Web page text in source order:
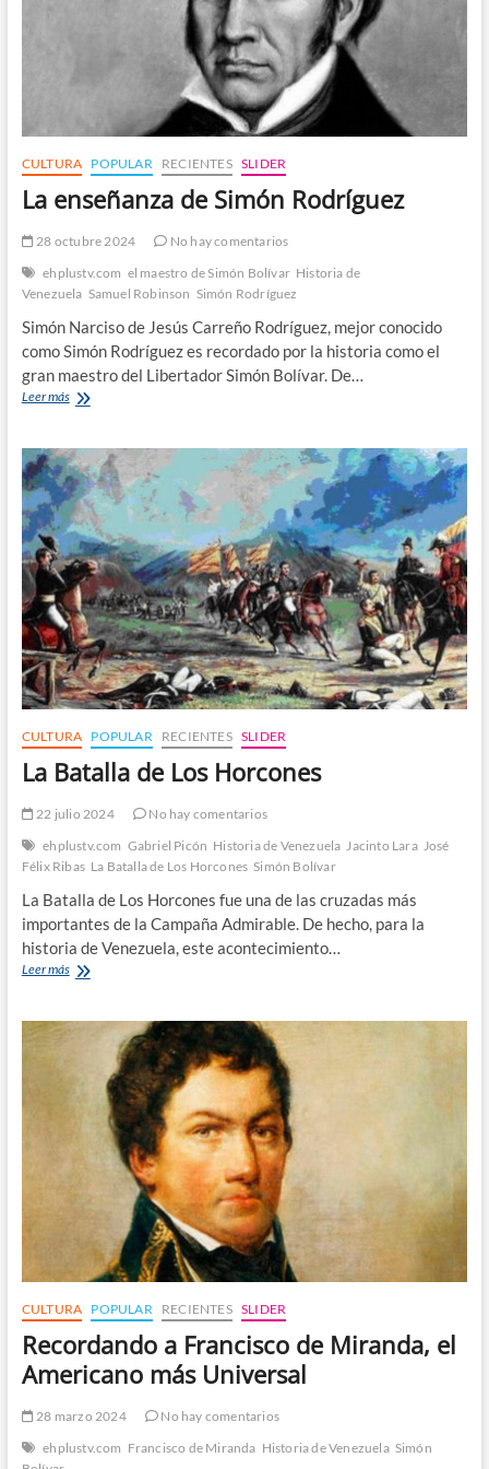
CULTURA POPULAR RECIENTES SLIDER
La enseñanza de Simón Rodríguez
28 octubre 2024
No hay comentarios
ehplustv.com el maestro de Simón Bolívar Historia de
Venezuela Samuel Robinson Simón Rodríguez
Simón Narciso de Jesús Carreño Rodríguez, mejor conocido
como Simón Rodríguez es recordado por la historia como el
gran maestro del Libertador Simón Bolívar. De…
Leer másLa
Simón
Rodríguez
CULTURA POPULAR RECIENTES SLIDER
La Batalla de Los Horcones
22 julio 2024
No hay comentarios
ehplustv.com Gabriel Picón Historia de Venezuela Jacinto Lara José
Félix Ribas La Batalla de Los Horcones Simón Bolívar
La Batalla de Los Horcones fue una de las cruzadas más
importantes de la Campaña Admirable. De hecho, para la
historia de Venezuela, este acontecimiento…
Leer másLa
Los
Horcones
CULTURA POPULAR RECIENTES SLIDER
Recordando a Francisco de Miranda, el
Americano más Universal
28 marzo 2024
No hay comentarios
ehplustv.com Francisco de Miranda Historia de Venezuela Simón